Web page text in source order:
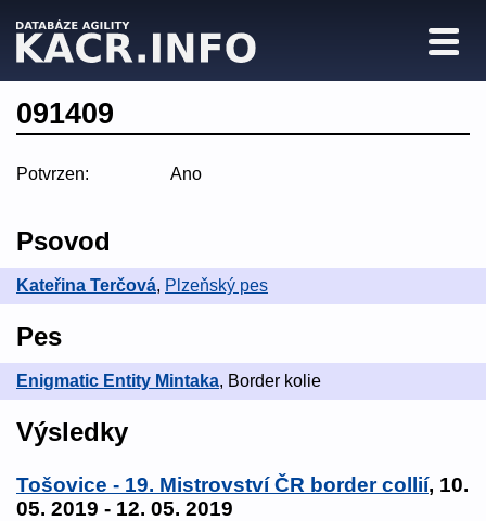
091409
Potvrzen: Ano
Psovod
Kateřina Terčová, Plzeňský pes
Pes
Enigmatic Entity Mintaka, Border kolie
Výsledky
Tošovice - 19. Mistrovství ČR border collií, 10.
05. 2019 - 12. 05. 2019